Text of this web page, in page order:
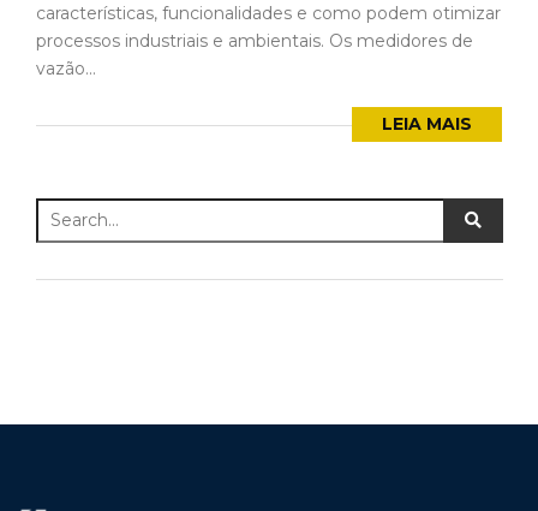
características, funcionalidades e como podem otimizar
processos industriais e ambientais. Os medidores de
vazão...
LEIA MAIS